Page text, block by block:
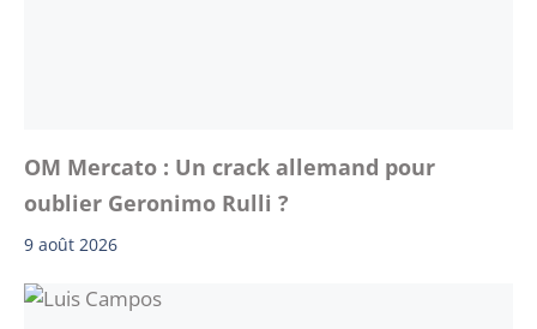
OM Mercato : Un crack allemand pour
oublier Geronimo Rulli ?
9 août 2026